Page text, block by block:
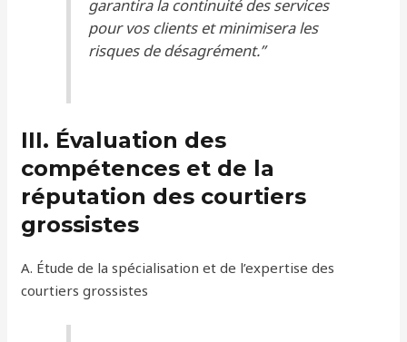
garantira la continuité des services
pour vos clients et minimisera les
risques de désagrément.”
III. Évaluation des
compétences et de la
réputation des courtiers
grossistes
A. Étude de la spécialisation et de l’expertise des
courtiers grossistes